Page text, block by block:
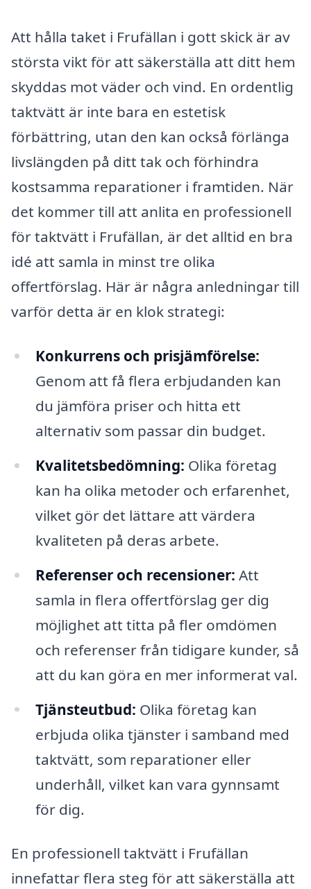
Att hålla taket i Frufällan i gott skick är av
största vikt för att säkerställa att ditt hem
skyddas mot väder och vind. En ordentlig
taktvätt är inte bara en estetisk
förbättring, utan den kan också förlänga
livslängden på ditt tak och förhindra
kostsamma reparationer i framtiden. När
det kommer till att anlita en professionell
för taktvätt i Frufällan, är det alltid en bra
idé att samla in minst tre olika
offertförslag. Här är några anledningar till
varför detta är en klok strategi:
Konkurrens och prisjämförelse:
Genom att få flera erbjudanden kan
du jämföra priser och hitta ett
alternativ som passar din budget.
Kvalitetsbedömning: Olika företag
kan ha olika metoder och erfarenhet,
vilket gör det lättare att värdera
kvaliteten på deras arbete.
Referenser och recensioner: Att
samla in flera offertförslag ger dig
möjlighet att titta på fler omdömen
och referenser från tidigare kunder, så
att du kan göra en mer informerat val.
Tjänsteutbud: Olika företag kan
erbjuda olika tjänster i samband med
taktvätt, som reparationer eller
underhåll, vilket kan vara gynnsamt
för dig.
En professionell taktvätt i Frufällan
innefattar flera steg för att säkerställa att